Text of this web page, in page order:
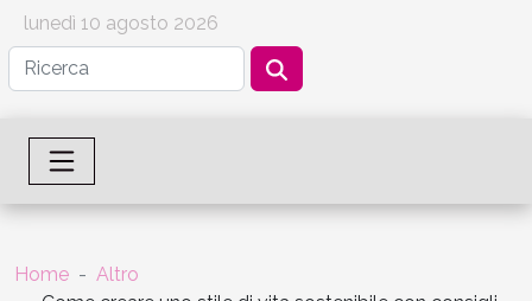
lunedì 10 agosto 2026
Home
Altro